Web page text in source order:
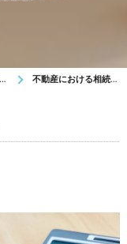
不動産における相続税について